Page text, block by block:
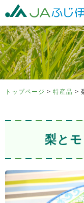
トップページ > 特産品 >
梨と